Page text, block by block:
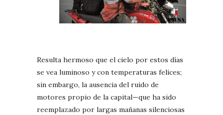
Resulta hermoso que el cielo por estos días
se vea luminoso y con temperaturas felices;
sin embargo, la ausencia del ruido de
motores propio de la capital—que ha sido
reemplazado por largas mañanas silenciosas